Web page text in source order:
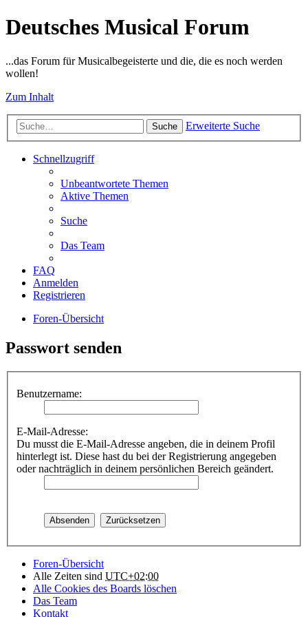
Deutsches Musical Forum
...das Forum für Musicalbegeisterte und die, die es noch werden
wollen!
Zum Inhalt
Suche Erweiterte Suche
Schnellzugriff
Unbeantwortete Themen
Aktive Themen
Suche
Das Team
FAQ
Anmelden
Registrieren
Foren-Übersicht
Passwort senden
Benutzername:
E-Mail-Adresse:
Du musst die E-Mail-Adresse angeben, die in deinem Profil
hinterlegt ist. Diese hast du bei der Registrierung angegeben
oder nachträglich in deinem persönlichen Bereich geändert.
Foren-Übersicht
Alle Zeiten sind UTC+02:00
Alle Cookies des Boards löschen
Das Team
Kontakt